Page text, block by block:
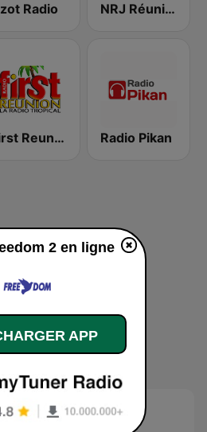
Radio NRJ Réunion
First Reunion Radio Radio Pikan
2
2 en ligne
APP